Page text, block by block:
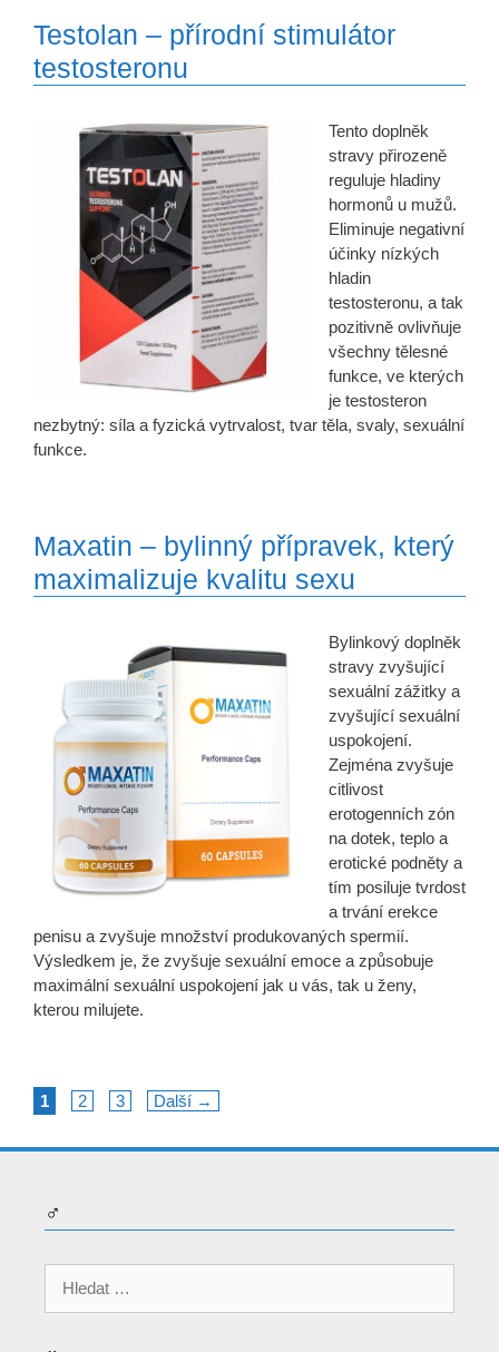
Testolan – přírodní stimulátor
testosteronu
Tento doplněk
stravy přirozeně
reguluje hladiny
hormonů u mužů.
Eliminuje negativní
účinky nízkých
hladin
testosteronu, a tak
pozitivně ovlivňuje
všechny tělesné
funkce, ve kterých
je testosteron
nezbytný: síla a fyzická vytrvalost, tvar těla, svaly, sexuální
funkce.
Maxatin – bylinný přípravek, který
maximalizuje kvalitu sexu
Bylinkový doplněk
stravy zvyšující
sexuální zážitky a
zvyšující sexuální
uspokojení.
Zejména zvyšuje
citlivost
erotogenních zón
na dotek, teplo a
erotické podněty a
tím posiluje tvrdost
a trvání erekce
penisu a zvyšuje množství produkovaných spermií.
Výsledkem je, že zvyšuje sexuální emoce a způsobuje
maximální sexuální uspokojení jak u vás, tak u ženy,
kterou milujete.
Stránka
1 Stránka
2 Stránka
3 Další →
♂
Hledat: